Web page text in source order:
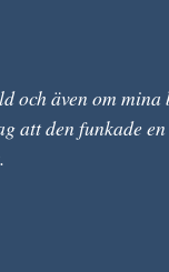
och även om
att den funkade